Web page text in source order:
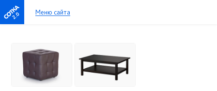
2.0 Меню сайта